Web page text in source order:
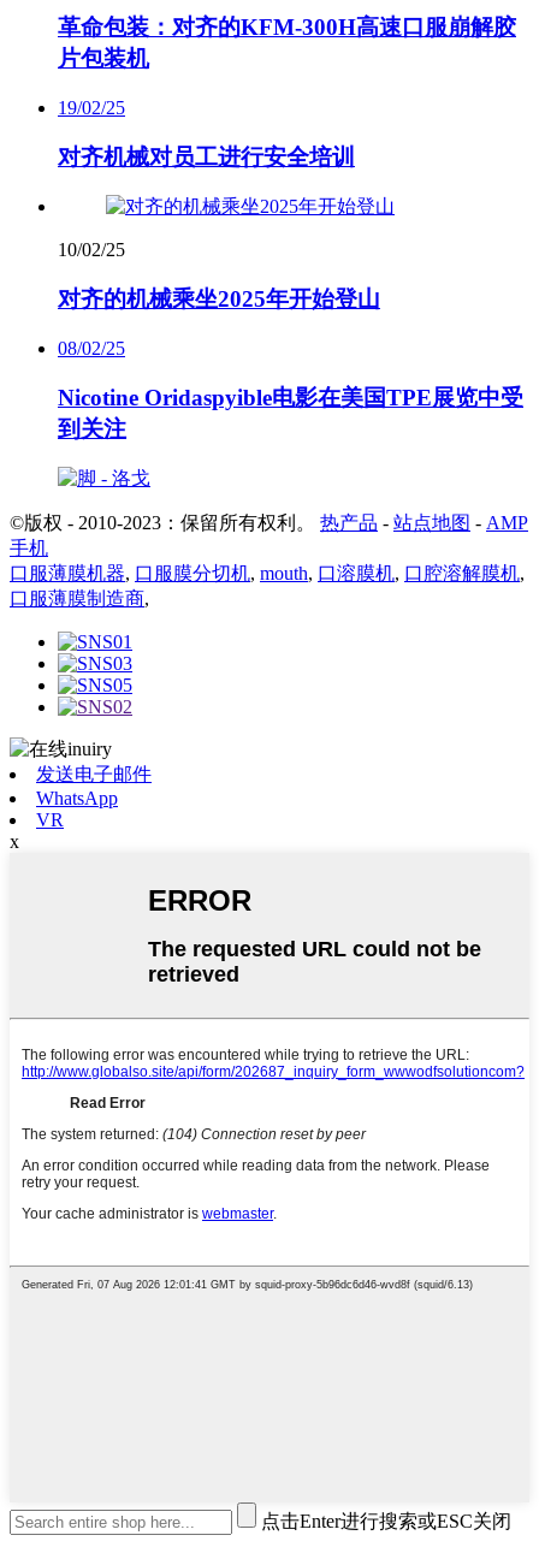
革命包装：对齐的KFM-300H高速口服崩解胶
片包装机
19/02/25
对齐机械对员工进行安全培训
10/02/25
对齐的机械乘坐2025年开始登山
08/02/25
Nicotine Oridaspyible电影在美国TPE展览中受
到关注
©版权 - 2010-2023：保留所有权利。 热产品 - 站点地图 - AMP
手机
口服薄膜机器, 口服膜分切机, mouth, 口溶膜机, 口腔溶解膜机,
口服薄膜制造商,
发送电子邮件
WhatsApp
VR
x
点击Enter进行搜索或ESC关闭